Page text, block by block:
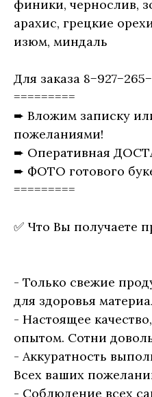
финики, чернослив,
арахис, грецкие
изюм, миндаль
Для заказа
=========
➨ Вложим записку
пожеланиями!
➨ Оперативная
➨ ФОТО готового
=========
✅ Что Вы получаете
- Только свежие
для здоровья
- Настоящее
опытом. Сотни
- Аккуратность
Всех ваших
- Соблюдение всех